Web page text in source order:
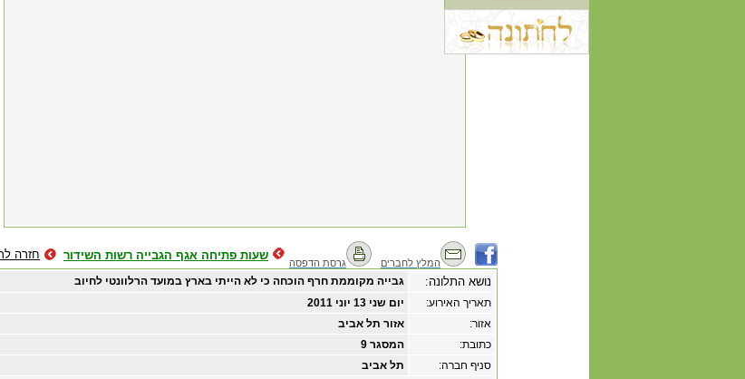
חזרה שעות פתיחה אגף הגבייה רשות השידור
גרסת הדפסה המלץ לחברים
גבייה מקוממת חרף הוכחה כי לא הייתי בארץ במועד הרלוונטי לחיוב נושא התלונה:
‏יום שני ‏13 ‏יוני ‏2011
תאריך האירוע:
אזור תל אביב
אזור:
המסגר 9
כתובת:
תל אביב
סניף חברה: